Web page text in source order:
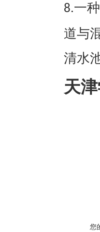
8.一
道与
清水
天
您